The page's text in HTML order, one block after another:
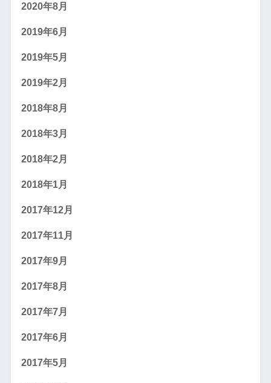
2020年8月
2019年6月
2019年5月
2019年2月
2018年8月
2018年3月
2018年2月
2018年1月
2017年12月
2017年11月
2017年9月
2017年8月
2017年7月
2017年6月
2017年5月